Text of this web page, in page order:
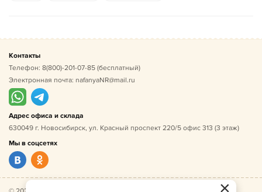
Контакты
Телефон: 8(800)-201-07-85 (бесплатный)
Электронная почта: nafanyaNR@mail.ru
Адрес офиса и склада
630049 г. Новосибирск, ул. Красный проспект 220/5 офис 313 (3 этаж)
Мы в соцсетях